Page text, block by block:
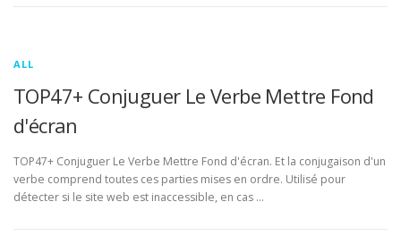
ALL
TOP47+ Conjuguer Le Verbe Mettre Fond
d'écran
TOP47+ Conjuguer Le Verbe Mettre Fond d'écran. Et la conjugaison d'un
verbe comprend toutes ces parties mises en ordre. Utilisé pour
détecter si le site web est inaccessible, en cas …